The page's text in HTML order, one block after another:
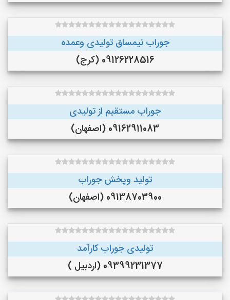
جوراب نیمساق تولیدی وعمده
09126228516 (کرج)
جوراب مستقیم از تولیدی
09162911083 (اصفهان)
تولید وپخش جوراب
09138703900 (اصفهان)
تولیدی جوراب کارآمد
09399231377 (اردبیل )